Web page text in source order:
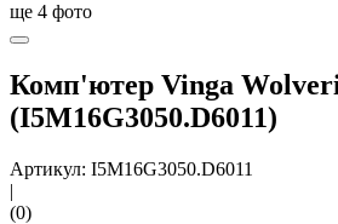
ще 4 фото
Комп'ютер Vinga
(I5M16G3050.D6011)
Артикул: I5M16G3050.D6011
|
(0)